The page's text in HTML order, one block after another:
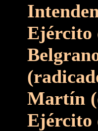
Ejército
Martín
Ejército